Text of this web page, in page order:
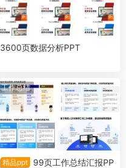
3600页数据分析PPT
工作总结
精品ppt
99页工作总结汇报PP